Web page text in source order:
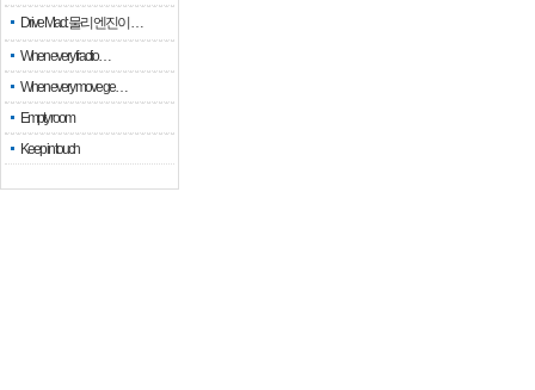
Drive Mad: 물리 엔진이 …
When every fractio…
When every move ge…
Empty room
Keep in touch